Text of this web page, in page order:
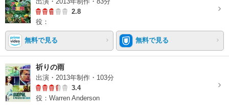
2.8
役：
無料で見る 無料で見る
祈りの雨
出演・2013年制作・103分
3.4
役：Warren Anderson